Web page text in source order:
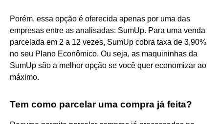
Porém, essa opção é oferecida apenas por uma das
empresas entre as analisadas: SumUp. Para uma venda
parcelada em 2 a 12 vezes, SumUp cobra taxa de 3,90%
no seu Plano Econômico. Ou seja, as maquininhas da
SumUp são a melhor opção se você quer economizar ao
máximo.
Tem como parcelar uma compra já feita?